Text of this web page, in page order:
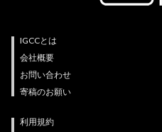
IGCCとは
会社概要
お問い合わせ
寄稿のお願い
利用規約